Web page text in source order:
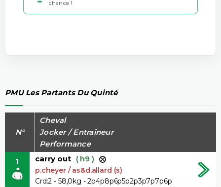
chance !
PMU Les Partants Du Quinté
N°
Cheval
Jocker / Entraîneur
Performance
1
carry out ( h9 )
p.cheyer / as&d.allard (s)
Crd:2 - 58,0kg - 2p4p8p6p5p2p3p7p7p6p